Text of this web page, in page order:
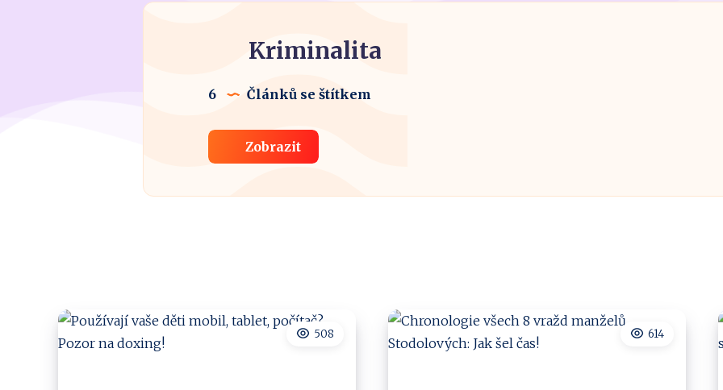
Kriminalita
6 Článků se štítkem
Zobrazit
508 614